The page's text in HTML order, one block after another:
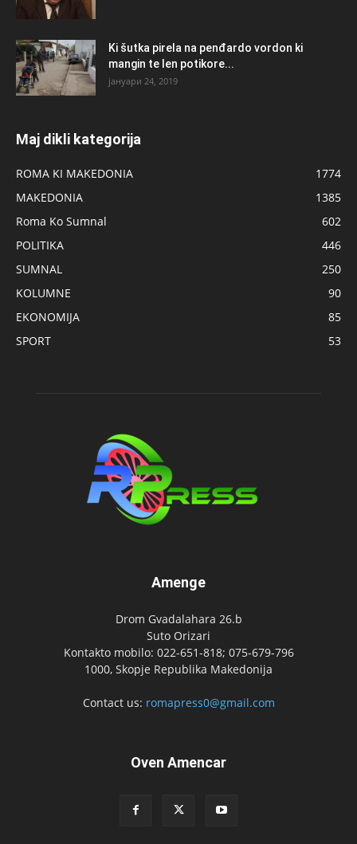
Ki šutka pirela na penđardo vordon ki
mangin te len potikore...
јануари 24, 2019
Maj dikli kategorija
ROMA KI MAKEDONIA
1774
MAKEDONIA
1385
Roma Ko Sumnal
602
POLITIKA
446
SUMNAL
250
KOLUMNE
90
EKONOMIJA
85
SPORT
53
Amenge
Drom Gvadalahara 26.b
Suto Orizari
Kontakto mobilo: 022-651-818; 075-679-796
1000, Skopje Republika Makedonija
Contact us: romapress0@gmail.com
Oven Amencar